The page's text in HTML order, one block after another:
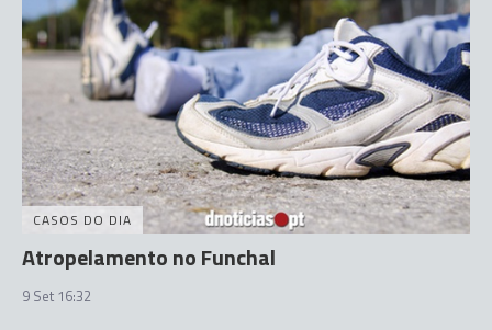
CASOS DO DIA
Atropelamento no Funchal
9 Set 16:32